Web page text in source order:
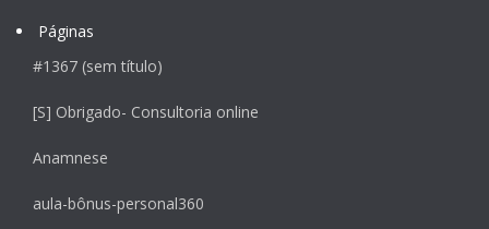
Páginas
#1367 (sem título)
[S] Obrigado- Consultoria online
Anamnese
aula-bônus-personal360